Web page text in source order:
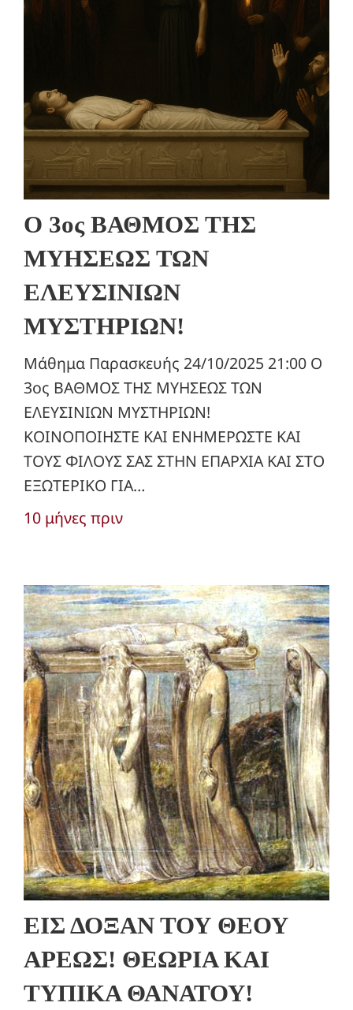
Ο 3ος ΒΑΘΜΟΣ ΤΗΣ
ΜΥΗΣΕΩΣ ΤΩΝ
ΕΛΕΥΣΙΝΙΩΝ
ΜΥΣΤΗΡΙΩΝ!
Μάθημα Παρασκευής 24/10/2025 21:00 Ο
3ος ΒΑΘΜΟΣ ΤΗΣ ΜΥΗΣΕΩΣ ΤΩΝ
ΕΛΕΥΣΙΝΙΩΝ ΜΥΣΤΗΡΙΩΝ!
ΚΟΙΝΟΠΟΙΗΣΤΕ ΚΑΙ ΕΝΗΜΕΡΩΣΤΕ ΚΑΙ
ΤΟΥΣ ΦΙΛΟΥΣ ΣΑΣ ΣΤΗΝ ΕΠΑΡΧΙΑ ΚΑΙ ΣΤΟ
ΕΞΩΤΕΡΙΚΟ ΓΙΑ…
10 μήνες πριν
ΕΙΣ ΔΟΞΑΝ ΤΟΥ ΘΕΟΥ
ΑΡΕΩΣ! ΘΕΩΡΙΑ ΚΑΙ
ΤΥΠΙΚΑ ΘΑΝΑΤΟΥ!